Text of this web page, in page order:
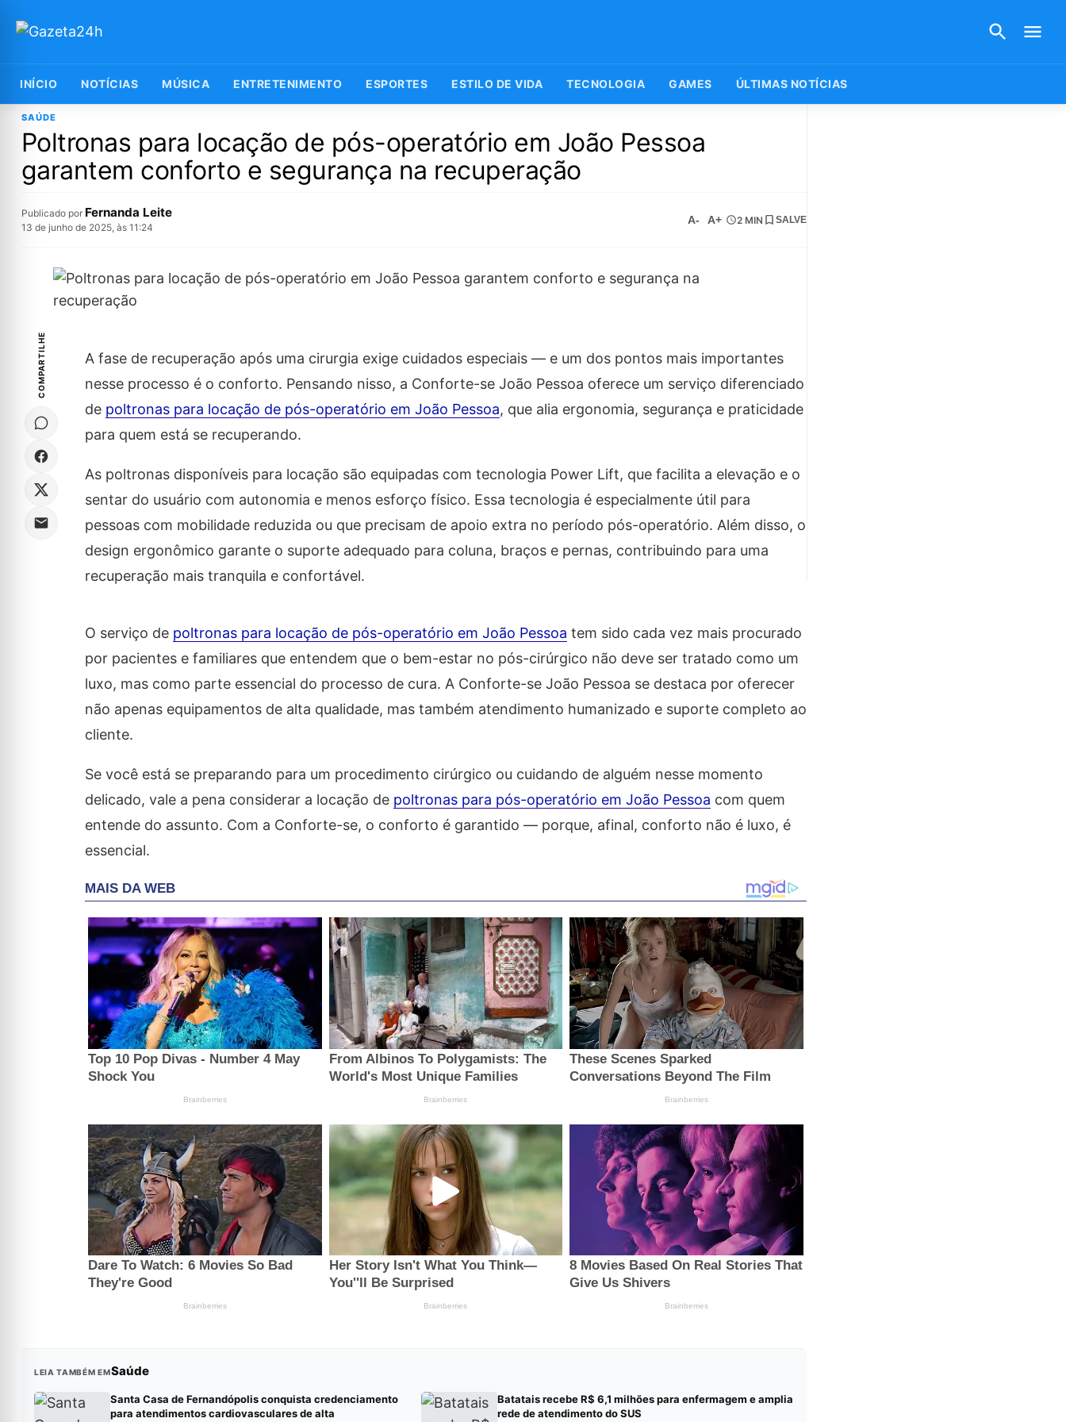
INÍCIO NOTÍCIAS MÚSICA ENTRETENIMENTO ESPORTES ESTILO DE VIDA TECNOLOGIA GAMES ÚLTIMAS NOTÍCIAS
SAÚDE
Poltronas para locação de pós-operatório em João Pessoa
garantem conforto e segurança na recuperação
Publicado por Fernanda Leite
13 de junho de 2025, às 11:24
A- A+ 2 MIN SALVE
COMPARTILHE
A fase de recuperação após uma cirurgia exige cuidados especiais — e um dos pontos mais importantes
nesse processo é o conforto. Pensando nisso, a Conforte-se João Pessoa oferece um serviço diferenciado
de poltronas para locação de pós-operatório em João Pessoa, que alia ergonomia, segurança e praticidade
para quem está se recuperando.
As poltronas disponíveis para locação são equipadas com tecnologia Power Lift, que facilita a elevação e o
sentar do usuário com autonomia e menos esforço físico. Essa tecnologia é especialmente útil para
pessoas com mobilidade reduzida ou que precisam de apoio extra no período pós-operatório. Além disso, o
design ergonômico garante o suporte adequado para coluna, braços e pernas, contribuindo para uma
recuperação mais tranquila e confortável.
O serviço de poltronas para locação de pós-operatório em João Pessoa tem sido cada vez mais procurado
por pacientes e familiares que entendem que o bem-estar no pós-cirúrgico não deve ser tratado como um
luxo, mas como parte essencial do processo de cura. A Conforte-se João Pessoa se destaca por oferecer
não apenas equipamentos de alta qualidade, mas também atendimento humanizado e suporte completo ao
cliente.
Se você está se preparando para um procedimento cirúrgico ou cuidando de alguém nesse momento
delicado, vale a pena considerar a locação de poltronas para pós-operatório em João Pessoa com quem
entende do assunto. Com a Conforte-se, o conforto é garantido — porque, afinal, conforto não é luxo, é
essencial.
LEIA TAMBÉM EMSaúde
Santa Casa de Fernandópolis conquista credenciamento
para atendimentos cardiovasculares de alta
Batatais recebe R$ 6,1 milhões para enfermagem e amplia
rede de atendimento do SUS